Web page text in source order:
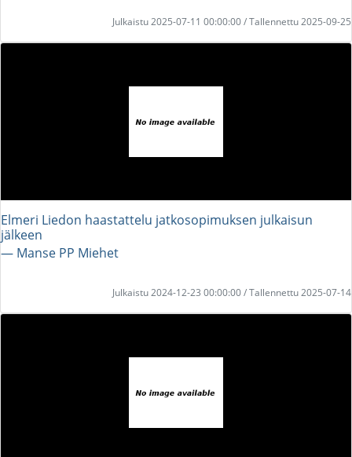
Julkaistu 2025-07-11 00:00:00 / Tallennettu 2025-09-25
Elmeri Liedon haastattelu jatkosopimuksen julkaisun
jälkeen
― Manse PP Miehet
Julkaistu 2024-12-23 00:00:00 / Tallennettu 2025-07-14